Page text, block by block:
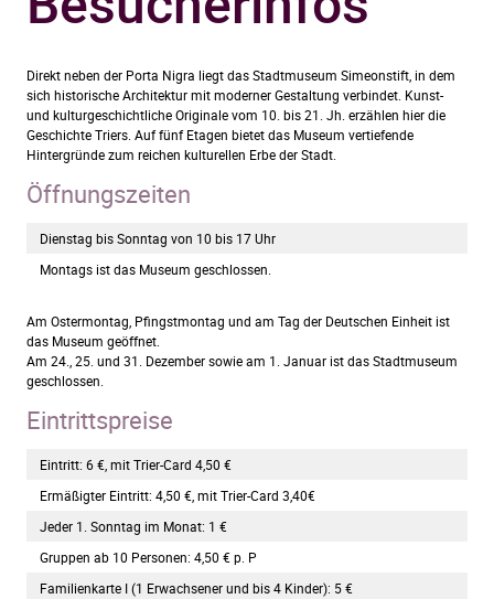
Direkt neben der Porta Nigra liegt das Stadtmuseum Simeonstift, in dem
sich historische Architektur mit moderner Gestaltung verbindet. Kunst-
und kulturgeschichtliche Originale vom 10. bis 21. Jh. erzählen hier die
Geschichte Triers. Auf fünf Etagen bietet das Museum vertiefende
Hintergründe zum reichen kulturellen Erbe der Stadt.
Öffnungszeiten
Dienstag bis Sonntag von 10 bis 17 Uhr
Montags ist das Museum geschlossen.
Am Ostermontag, Pfingstmontag und am Tag der Deutschen Einheit ist
das Museum geöffnet.
Am 24., 25. und 31. Dezember sowie am 1. Januar ist das Stadtmuseum
geschlossen.
Eintrittspreise
Eintritt: 6 €, mit Trier-Card 4,50 €
Ermäßigter Eintritt: 4,50 €, mit Trier-Card 3,40€
Jeder 1. Sonntag im Monat: 1 €
Gruppen ab 10 Personen: 4,50 € p. P
Familienkarte I (1 Erwachsener und bis 4 Kinder): 5 €